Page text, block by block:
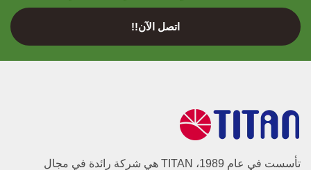
اتصل الآن!!
تأسست في عام 1989، TITAN هي شركة رائدة في مجال